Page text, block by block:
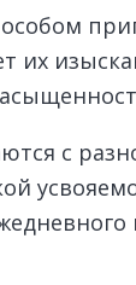
их
с